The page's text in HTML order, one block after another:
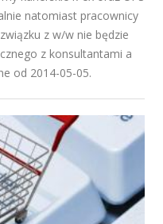
natomiast pracownicy
z w/w nie będzie
z konsultantami a
od 2014-05-05.